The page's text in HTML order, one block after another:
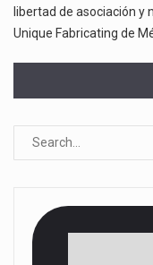
libertad de asociación y
Unique Fabricating de